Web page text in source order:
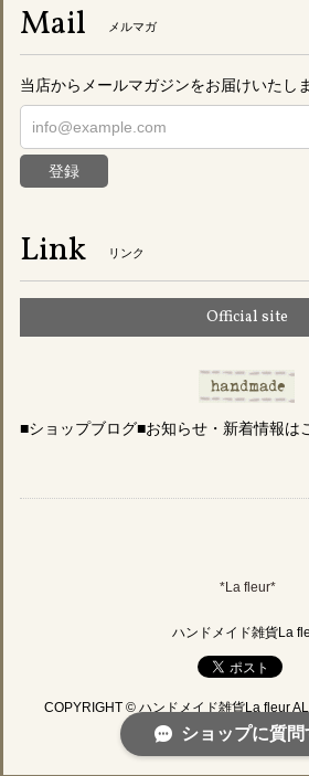
Mail メルマガ
当店からメールマガジンをお届けいたしま
登録
Link リンク
Official site
■ショップブログ■お知らせ・新着情報は
*La fleur*
ハンドメイド雑貨La
COPYRIGHT © ハンドメイド雑貨La fleur
ショップに質問